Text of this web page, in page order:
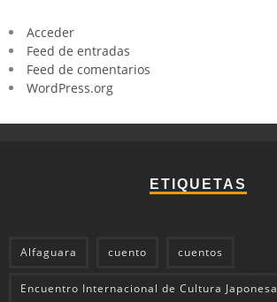
Acceder
Feed de entradas
Feed de comentarios
WordPress.org
ETIQUETAS
Alfaguara cuento cuentos
Encuentro Internacional de Cultura Japonesa